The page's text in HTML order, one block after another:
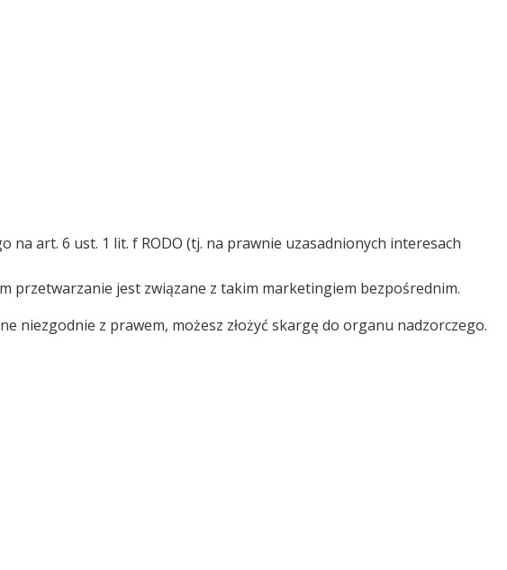
art. 6 ust. 1 lit. f RODO (tj. na prawnie uzasadnionych interesach
przetwarzanie jest związane z takim marketingiem bezpośrednim.
niezgodnie z prawem, możesz złożyć skargę do organu nadzorczego.